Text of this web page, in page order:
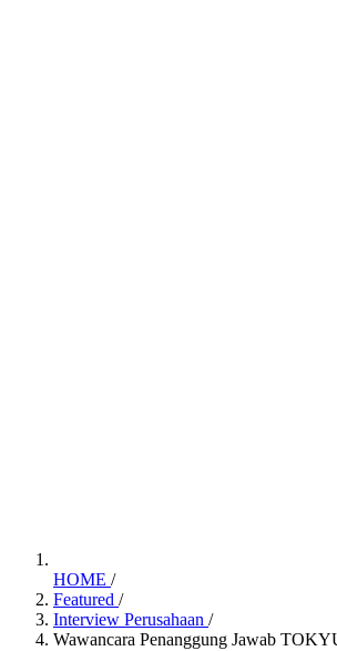
HOME /
Featured /
Interview Perusahaan /
Wawancara Penanggung Jawab